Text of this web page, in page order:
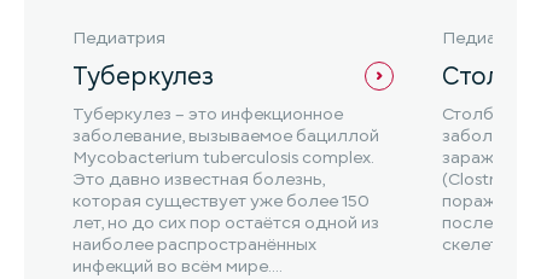
Педиатрия
Туберкулез
Туберкулез – это инфекционное
заболевание, вызываемое бациллой
Mycobacterium tuberculosis complex.
Это давно известная болезнь,
которая существует уже более 150
лет, но до сих пор остаётся одной из
наиболее распространённых
инфекций во всём мире....
Педиатрия
Столбняк
скелетной